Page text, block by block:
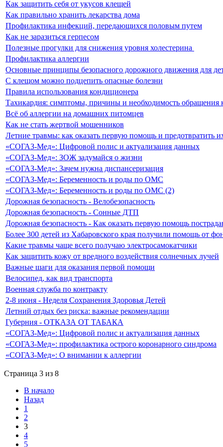
Как защитить себя от укусов клещей
Как правильно хранить лекарства дома
Профилактика инфекций, передающихся половым путем
Как не заразиться герпесом
Полезные прогулки для снижения уровня холестерина ⁣
Профилактика аллергии
Основные принципы безопасного дорожного движения для
С клещом можно подцепить опасные болезни
Правила использования кондиционера
Тахикардия: симптомы, причины и необходимость обращения
Всё об аллергии на домашних питомцев
Как не стать жертвой мошенников
Летние травмы: как оказать первую помощь и предотвратить
«СОГАЗ-Мед»: Цифровой полис и актуализация данных
«СОГАЗ-Мед»: ЗОЖ задумайся о жизни
«СОГАЗ-Мед»: Зачем нужна диспансеризация
«СОГАЗ-Мед»: Беременность и роды по ОМС
«СОГАЗ-Мед»: Беременность и роды по ОМС (2)
Дорожная безопасность - Велобезопасность
Дорожная безопасность - Сонные ДТП
Дорожная безопасность - Как оказать первую помощь
Более 300 детей из Хабаровского края получили помощь от
Какие травмы чаще всего получаю электросамокатчики
Как защитить кожу от вредного воздействия солнечных лучей
Важные шаги для оказания первой помощи
Велосипед, как вид транспорта
Военная служба по контракту
2-8 июня - Неделя Сохранения Здоровья Детей
Летний отдых без риска: важные рекомендации
Губерния - ОТКАЗА ОТ ТАБАКА
«СОГАЗ-Мед»: Цифровой полис и актуализация данных
«СОГАЗ-Мед»: профилактика острого коронарного синдрома
«СОГАЗ-Мед»: О внимании к аллергии
Страница 3 из 8
В начало
Назад
1
2
3
4
5